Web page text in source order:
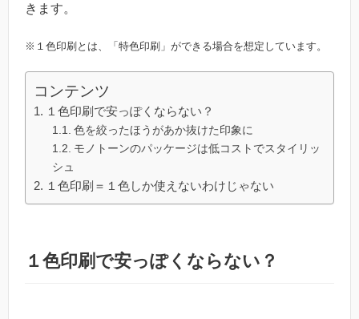
きます。
※１色印刷とは、「特色印刷」ができる場合を想定しています。
コンテンツ
１色印刷で安っぽくならない？
色を絞ったほうがあか抜けた印象に
モノトーンのパッケージは低コストでスタイリッ
シュ
１色印刷＝１色しか使えないわけじゃない
１色印刷で安っぽくならない？